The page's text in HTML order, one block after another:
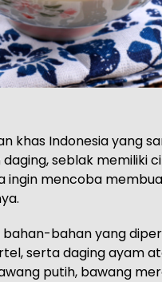
khas Indonesia yang
seblak memiliki
ingin mencoba
bahan yang
serta daging ayam
putih, bawang